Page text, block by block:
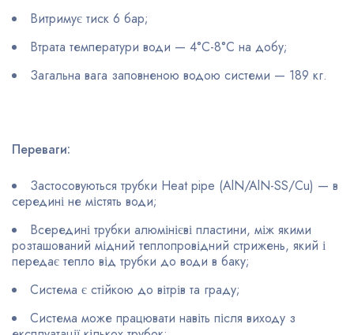
Витримує тиск 6 бар;
Втрата температури води — 4°С-8°C на добу;
Загальна вага заповненою водою системи — 189 кг.
Переваги:
Застосовуються трубки Heat pipe (AlN/AlN-SS/Cu) — в
середині не містять води;
Всередині трубки алюмінієві пластини, між якими
розташований мідний теплопровідний стрижень, який і
передає тепло від трубки до води в баку;
Система є стійкою до вітрів та граду;
Система може працювати навіть після виходу з